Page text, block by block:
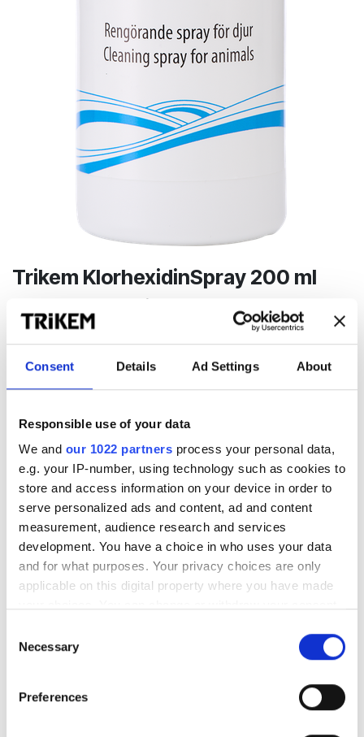
Consent Details Ad Settings About
Responsible use of your data
We and our 1022 partners process your personal data,
e.g. your IP-number, using technology such as cookies to
store and access information on your device in order to
serve personalized ads and content, ad and content
measurement, audience research and services
development. You have a choice in who uses your data
and for what purposes. Your privacy choices are only
applicable on this digital property where you have made
the Privacy trigger icon.
Collect information about your geographical
Selection
Necessary
Preferences
Trikem KlorhexidinSpray 200 ml
96,00kr
Lägg i kundkorgen KÖP NU
Lägg till önskelista
Villkor
Frakt tillkommer (Fri frakt inom Sverige vid köp över
500 SEK)
Eventuella rabatter dras vid utcheckning
Antiseptisk spray till sår och hud
KlorhexidinSpray, till djur, är ett antiseptiskt spray för